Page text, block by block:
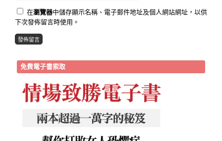
在瀏覽器中儲存顯示名稱、電子郵件地址及個人網站網址，以供
下次發佈留言時使用。
免費電子書索取